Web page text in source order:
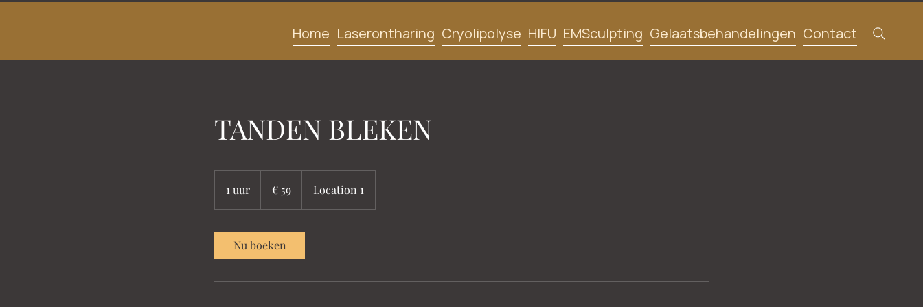
Home Laserontharing Cryolipolyse HIFU EMSculpting Gelaatsbehandelingen Contact
TANDEN BLEKEN
1 uur
u
€ 59 Location 1
Nu boeken